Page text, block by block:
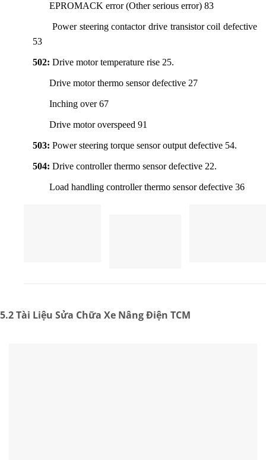
EPROMACK error (Other serious error) 83
Power steering contactor drive transistor coil defective
53
502: Drive motor temperature rise 25.
Drive motor thermo sensor defective 27
Inching over 67
Drive motor overspeed 91
503: Power steering torque sensor output defective 54.
504: Drive controller thermo sensor defective 22.
Load handling controller thermo sensor defective 36
5.2 Tài Liệu Sửa Chữa Xe Nâng Điện TCM